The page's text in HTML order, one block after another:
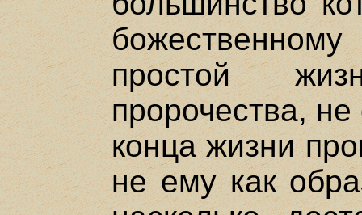
простой
пророчества,
конца жизни
не ему как